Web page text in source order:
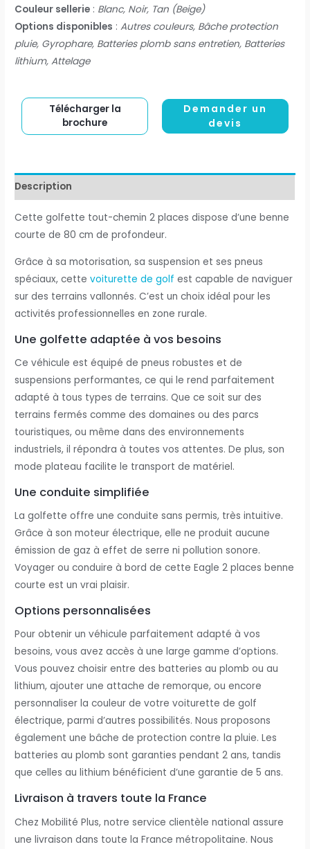
Couleur sellerie : Blanc, Noir, Tan (Beige)
Options disponibles :Autres couleurs, Bâche protection
pluie, Gyrophare, Batteries plomb sans entretien, Batteries
lithium, Attelage
Télécharger la
brochure
Demander un
devis
Description
Cette golfette tout-chemin 2 places dispose d’une benne
courte de 80 cm de profondeur.
Grâce à sa motorisation, sa suspension et ses pneus
spéciaux, cettevoiturette de golf est capable de naviguer
sur des terrains vallonnés. C’est un choix idéal pour les
activités professionnelles en zone rurale.
Une golfette adaptée à vos besoins
Ce véhicule est équipé de pneus robustes et de
suspensions performantes, ce qui le rend parfaitement
adapté à tous types de terrains. Que ce soit sur des
terrains fermés comme des domaines ou des parcs
touristiques, ou même dans des environnements
industriels, il répondra à toutes vos attentes. De plus, son
mode plateau facilite le transport de matériel.
Une conduite simplifiée
La golfette offre une conduite sans permis, très intuitive.
Grâce à son moteur électrique, elle ne produit aucune
émission de gaz à effet de serre ni pollution sonore.
Voyager ou conduire à bord de cette Eagle 2 places benne
courte est un vrai plaisir.
Options personnalisées
Pour obtenir un véhicule parfaitement adapté à vos
besoins, vous avez accès à une large gamme d’options.
Vous pouvez choisir entre des batteries au plomb ou au
lithium, ajouter une attache de remorque, ou encore
personnaliser la couleur de votre voiturette de golf
électrique, parmi d’autres possibilités. Nous proposons
également une bâche de protection contre la pluie. Les
batteries au plomb sont garanties pendant 2 ans, tandis
que celles au lithium bénéficient d’une garantie de 5 ans.
Livraison à travers toute la France
Chez Mobilité Plus, notre service clientèle national assure
une livraison dans toute la France métropolitaine. Nous